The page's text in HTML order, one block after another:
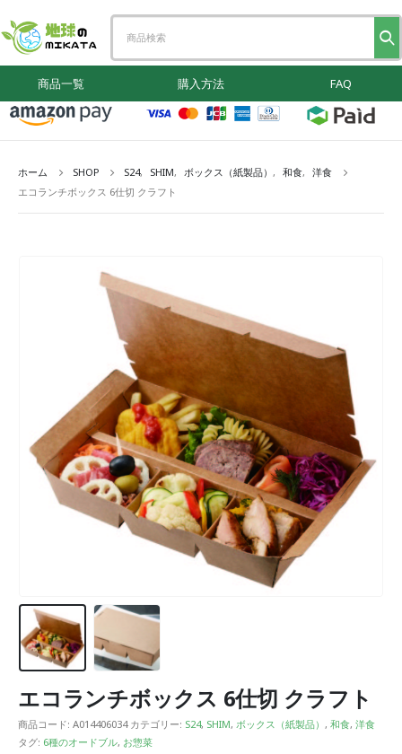
商品一覧 購入方法 FAQ
ホーム SHOP S24, SHIM, ボックス（紙製品） , 和食, 洋食
エコランチボックス 6仕切 クラフト
エコランチボックス 6仕切 クラフト
商品コード: A014406034 カテゴリー: S24, SHIM, ボックス（紙製品） , 和食, 洋食
タグ: 6種のオードブル, お惣菜